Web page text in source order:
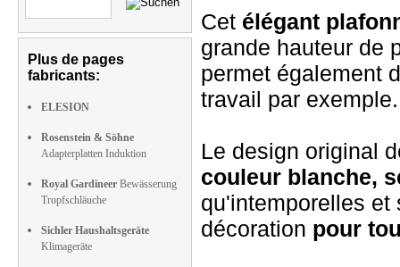
Plus de pages
fabricants:
ELESION
Rosenstein & Söhne
Adapterplatten Induktion
Royal Gardineer Bewässerung
Tropfschläuche
Sichler Haushaltsgeräte
Klimageräte
Cet élégant
grande hauteur de
permet également
travail par exemple.
Le design original
couleur blanche,
qu'intemporelles
décoration pour